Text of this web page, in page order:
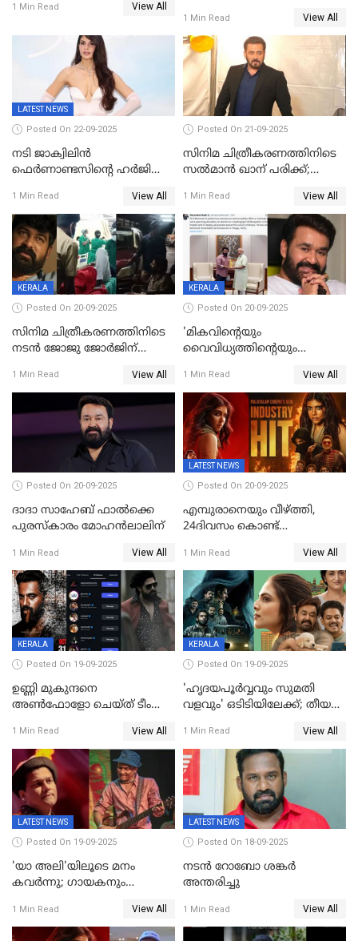
ഖാൻ
1 Min Read View All
1 Min Read View All
LATEST NEWS
Posted On 22-09-2025
നടി ജാക്വിലിന്‍
ഫെര്‍ണാണ്ടസിന്റെ ഹര്‍ജി
1 Min Read View All
Posted On 21-09-2025
സിനിമ ചിത്രീകരണത്തിനിടെ
സൽമാൻ ഖാന് പരിക്ക്;
മുംബൈയിലേക്ക് മടങ്ങി
1 Min Read View All
KERALA
Posted On 20-09-2025
സിനിമ ചിത്രീകരണത്തിനിടെ
നടൻ ജോജു ജോർജിന്
പറമ്പോലും ഈ സമയം
ജീപ്പിൽ
1 Min Read View All
KERALA
Posted On 20-09-2025
'മികവിന്റെയും
വൈവിധ്യത്തിന്റെയും
അഭിനന്ദിച്ച് പ്രധാനമന്ത്രി
1 Min Read View All
Posted On 20-09-2025
ദാദാ സാഹേബ് ഫാൽക്കെ
പുരസ്‌കാരം മോഹൻലാലിന്
1 Min Read View All
LATEST NEWS
Posted On 20-09-2025
എമ്പുരാനെയും വീഴ്ത്തി,
24ദിവസം കൊണ്ട്
ഇൻഡസ്ട്രി ഹിറ്റ്;
റെക്കോർഡുമായി ലോക
1 Min Read View All
KERALA
Posted On 19-09-2025
ഉണ്ണി മുകുന്ദനെ
അൺഫോളോ ചെയ്ത് ടീം
മാർക്കോയിൽ യാഷ്,
പൃഥ്വിരാജ്,
മമ്മുട്ടി,മോഹൻലാൽ..ചർച്ചകളുമായി
സൈബർലോകവും
1 Min Read View All
KERALA
Posted On 19-09-2025
'ഹൃദയപൂര്‍വ്വവും സുമതി
വളവും' ഒടിടിയിലേക്ക്; തീയതി
1 Min Read View All
LATEST NEWS
Posted On 19-09-2025
'യാ അലി'യിലൂടെ മനം
കവർന്നു; ഗായകനും
അന്തരിച്ചു
1 Min Read View All
LATEST NEWS
Posted On 18-09-2025
നടൻ റോബോ ശങ്കർ
അന്തരിച്ചു
1 Min Read View All